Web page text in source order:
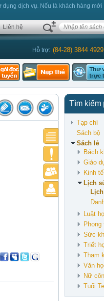
dụng dịch vụ. Nếu là khách hàng mới
Liên hệ
Hỗ trợ: (84-28) 3844 4929
Tìm kiếm
Tạp chí
Sách bộ
Sách lẻ
Bách
Giáo
Kinh
Lịch
Luật
Sức
Triết
Tham
Văn
Nữ
Tuổi